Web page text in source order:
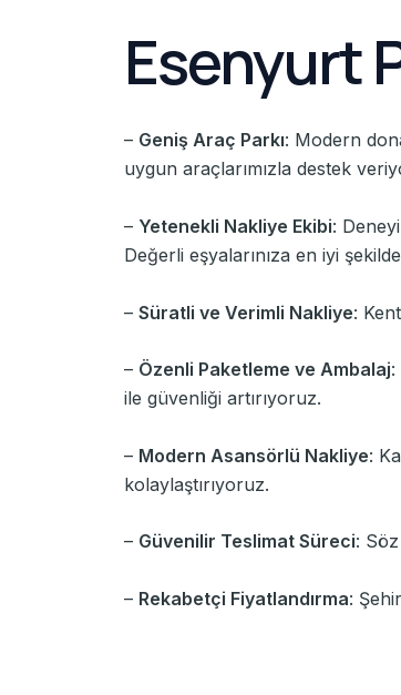
Esenyurt
– Geniş Araç Parkı: Modern
uygun araçlarımızla destek
– Yetenekli Nakliye Ekibi:
Değerli eşyalarınıza en iyi
– Süratli ve Verimli Nakliye:
– Özenli Paketleme ve Ambalaj:
ile güvenliği artırıyoruz.
– Modern Asansörlü Nakliye:
kolaylaştırıyoruz.
– Güvenilir Teslimat Süreci:
– Rekabetçi Fiyatlandırma: